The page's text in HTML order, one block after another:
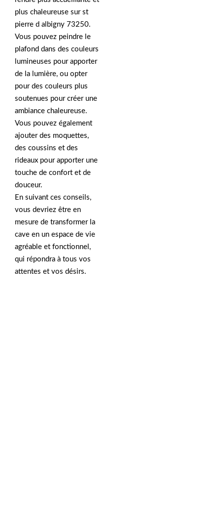
plus chaleureuse sur st
pierre d albigny 73250.
Vous pouvez peindre le
plafond dans des couleurs
lumineuses pour apporter
de la lumière, ou opter
pour des couleurs plus
soutenues pour créer une
ambiance chaleureuse.
Vous pouvez également
ajouter des moquettes,
des coussins et des
rideaux pour apporter une
touche de confort et de
douceur.
En suivant ces conseils,
vous devriez être en
mesure de transformer la
cave en un espace de vie
agréable et fonctionnel,
qui répondra à tous vos
attentes et vos désirs.